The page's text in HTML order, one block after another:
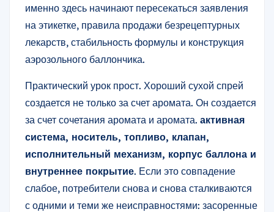
именно здесь начинают пересекаться заявления
на этикетке, правила продажи безрецептурных
лекарств, стабильность формулы и конструкция
аэрозольного баллончика.
Практический урок прост. Хороший сухой спрей
создается не только за счет аромата. Он создается
за счет сочетания аромата и аромата. активная
система, носитель, топливо, клапан,
исполнительный механизм, корпус баллона и
внутреннее покрытие. Если это совпадение
слабое, потребители снова и снова сталкиваются
с одними и теми же неисправностями: засоренные